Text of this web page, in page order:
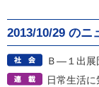
2013/10/29 のニ
Ｂ―１出展
日常生活に